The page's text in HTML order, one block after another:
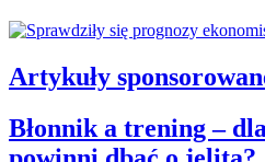
Artykuły
Błonnik a trening –